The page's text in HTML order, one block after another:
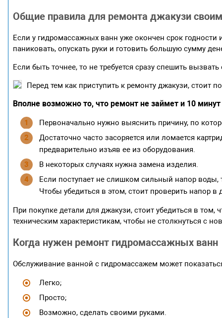
Общие правила для ремонта джакузи
Если у гидромассажных ванн уже окончен срок
паниковать, опускать руки и готовить большую сумму
Если быть точнее, то не требуется сразу спешить
Перед тем как приступить к ремонту джакузи, стоит
Вполне возможно то, что ремонт не займет и 10
Первоначально нужно выяснить причину, по
Достаточно часто засоряется или ломается
предварительно изъяв ее из оборудования.
В некоторых случаях нужна замена изделия.
Если поступает не слишком сильный напор воды,
Чтобы убедиться в этом, стоит проверить напор в
При покупке детали для джакузи, стоит убедиться в том,
техническим характеристикам, чтобы не столкнуться с
Когда нужен ремонт гидромассажных ванн
Обслуживание ванной с гидромассажем может
Легко;
Просто;
Возможно, сделать своими руками.